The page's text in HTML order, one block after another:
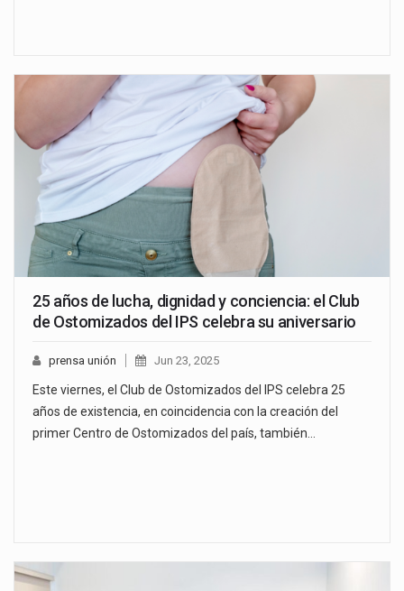
25 años de lucha, dignidad y conciencia: el Club
de Ostomizados del IPS celebra su aniversario
prensa unión Jun 23, 2025
Este viernes, el Club de Ostomizados del IPS celebra 25
años de existencia, en coincidencia con la creación del
primer Centro de Ostomizados del país, también…